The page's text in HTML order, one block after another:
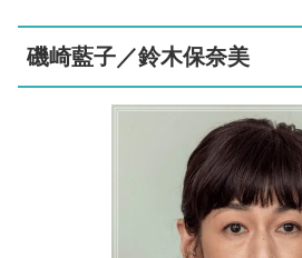
磯崎藍子／鈴木保奈美